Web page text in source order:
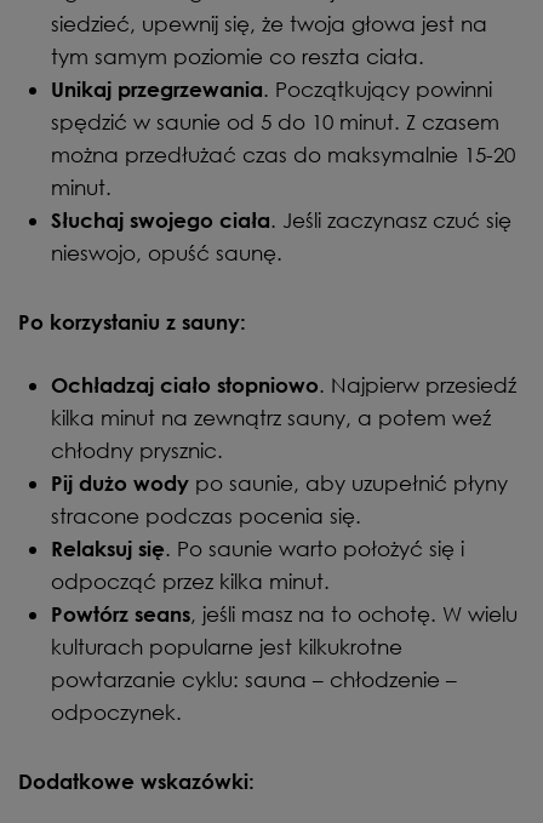
siedzieć, upewnij się, że twoja głowa jest na
tym samym poziomie co reszta ciała.
Unikaj przegrzewania. Początkujący powinni
spędzić w saunie od 5 do 10 minut. Z czasem
można przedłużać czas do maksymalnie 15-20
minut.
Słuchaj swojego ciała. Jeśli zaczynasz czuć się
nieswojo, opuść saunę.
Po korzystaniu z sauny:
Ochładzaj ciało stopniowo. Najpierw przesiedź
kilka minut na zewnątrz sauny, a potem weź
chłodny prysznic.
Pij dużo wody po saunie, aby uzupełnić płyny
stracone podczas pocenia się.
Relaksuj się. Po saunie warto położyć się i
odpocząć przez kilka minut.
Powtórz seans, jeśli masz na to ochotę. W wielu
kulturach popularne jest kilkukrotne
powtarzanie cyklu: sauna – chłodzenie –
odpoczynek.
Dodatkowe wskazówki: